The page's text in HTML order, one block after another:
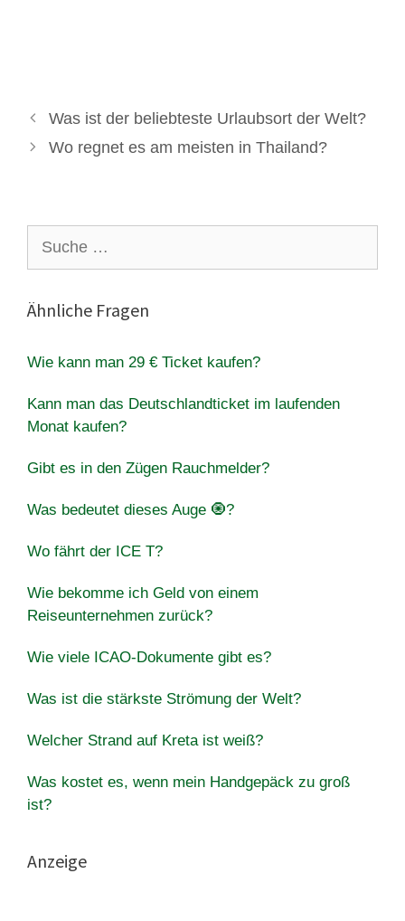
Was ist der beliebteste Urlaubsort der Welt?
Wo regnet es am meisten in Thailand?
nach:
Ähnliche Fragen
Wie kann man 29 € Ticket kaufen?
Kann man das Deutschlandticket im laufenden
Monat kaufen?
Gibt es in den Zügen Rauchmelder?
Was bedeutet dieses Auge 🧿?
Wo fährt der ICE T?
Wie bekomme ich Geld von einem
Reiseunternehmen zurück?
Wie viele ICAO-Dokumente gibt es?
Was ist die stärkste Strömung der Welt?
Welcher Strand auf Kreta ist weiß?
Was kostet es, wenn mein Handgepäck zu groß
ist?
Anzeige